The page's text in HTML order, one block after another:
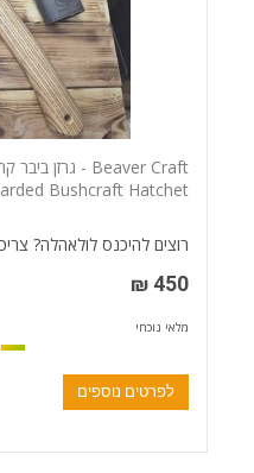
Bushcraft Hatchet
רוצים להיכנס לולאהלה?
450 ₪
מלאי נוכחי
לפרטים נוספים